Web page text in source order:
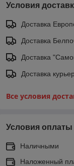
Условия
Доставка
Доставка
Доставка
Доставка
Все условия
Условия оплаты
Наличными
Наложенный